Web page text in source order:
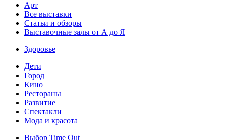
Арт
Все выставки
Статьи и обзоры
Выставочные залы от А до Я
Здоровье
Дети
Город
Кино
Рестораны
Развитие
Спектакли
Мода и красота
Выбор Time Out